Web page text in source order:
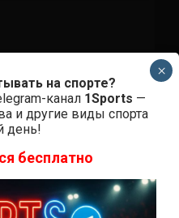
на спорте?
канал 1Sports —
и другие виды спорта
день!
бесплатно
×